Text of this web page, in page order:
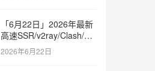
「6月22日」2026年最新
高速SSR/v2ray/Clash/火
箭节点免费分享
2026年6月22日